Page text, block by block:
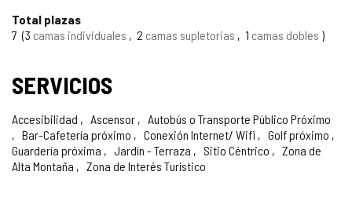
Total plazas
7 3 camas individuales 2 camas supletorias 1 camas dobles
SERVICIOS
Accesibilidad Ascensor
Autobús o Transporte Público Próximo
Bar-Cafetería próximo
Conexión Internet/ Wifi
Golf próximo
Guardería próxima
Jardín - Terraza Sitio Céntrico
Zona de
Alta Montaña
Zona de Interés Turístico